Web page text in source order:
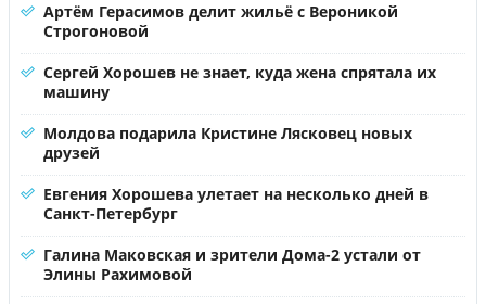
Артём Герасимов делит жильё с Вероникой
Строгоновой
Сергей Хорошев не знает, куда жена спрятала их
машину
Молдова подарила Кристине Лясковец новых
друзей
Евгения Хорошева улетает на несколько дней в
Санкт-Петербург
Галина Маковская и зрители Дома-2 устали от
Элины Рахимовой